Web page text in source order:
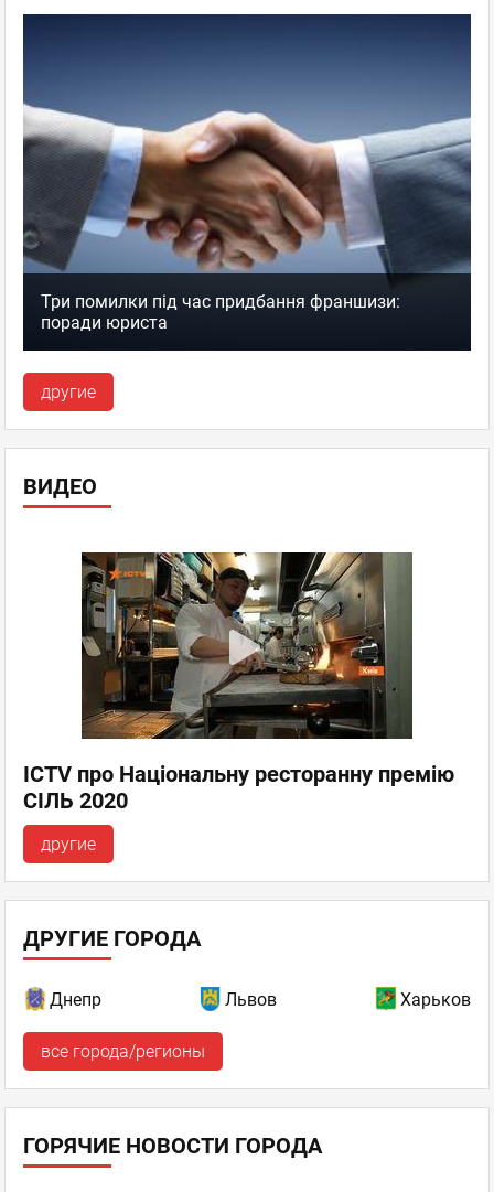
Три помилки під час придбання франшизи:
поради юриста
другие
ВИДЕО
ICTV про Національну ресторанну премію
СІЛЬ 2020
другие
ДРУГИЕ ГОРОДА
Днепр Львов Харьков
все города/регионы
ГОРЯЧИЕ НОВОСТИ ГОРОДА